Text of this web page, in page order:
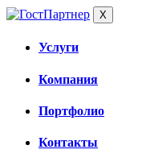
X
Услуги
Компания
Портфолио
Контакты